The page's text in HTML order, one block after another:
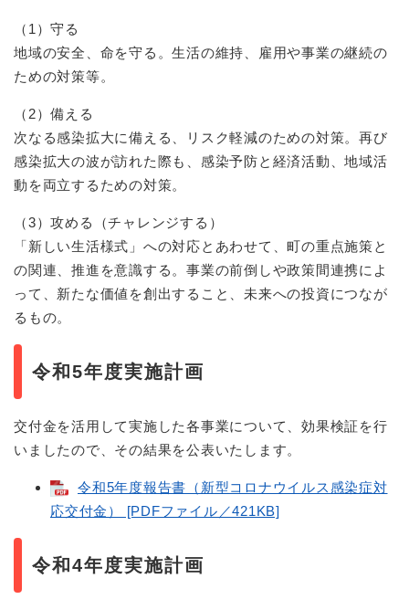
（1）守る
地域の安全、命を守る。生活の維持、雇用や事業の継続の
ための対策等。
（2）備える
次なる感染拡大に備える、リスク軽減のための対策。再び
感染拡大の波が訪れた際も、感染予防と経済活動、地域活
動を両立するための対策。
（3）攻める（チャレンジする）
「新しい生活様式」への対応とあわせて、町の重点施策と
の関連、推進を意識する。事業の前倒しや政策間連携によ
って、新たな価値を創出すること、未来への投資につなが
るもの。
令和5年度実施計画
交付金を活用して実施した各事業について、効果検証を行
いましたので、その結果を公表いたします。
令和5年度報告書（新型コロナウイルス感染症対
応交付金） [PDFファイル／421KB]
令和4年度実施計画